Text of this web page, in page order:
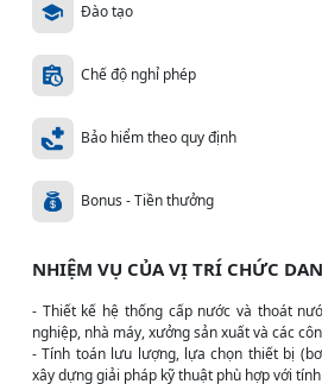
Đào tạo
Chế độ nghỉ phép
Bảo hiểm theo quy định
Bonus - Tiền thưởng
NHIỆM VỤ CỦA VỊ TRÍ CHỨC
- Thiết kế hệ thống cấp nước và thoát
nghiệp, nhà máy, xưởng sản xuất và các
- Tính toán lưu lượng, lựa chọn thiết bị
xây dựng giải pháp kỹ thuật phù hợp với